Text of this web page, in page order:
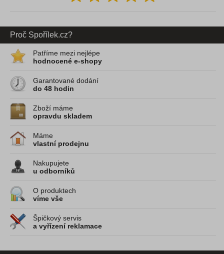
Proč Spořílek.cz?
Patříme mezi nejlépe
hodnocené e-shopy
Garantované dodání
do 48 hodin
Zboží máme
opravdu skladem
Máme
vlastní prodejnu
Nakupujete
u odborníků
O produktech
víme vše
Špičkový servis
a vyřízení reklamace